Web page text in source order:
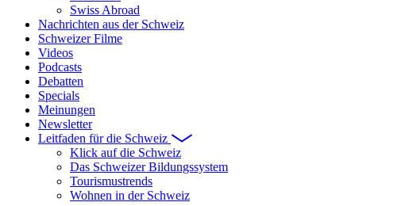
Swiss Abroad
Nachrichten aus der Schweiz
Schweizer Filme
Videos
Podcasts
Debatten
Specials
Meinungen
Newsletter
Leitfaden für die Schweiz
Klick auf die Schweiz
Das Schweizer Bildungssystem
Tourismustrends
Wohnen in der Schweiz